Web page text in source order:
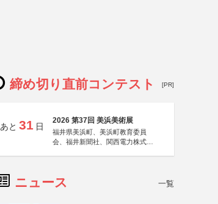
締め切り直前コンテスト [PR]
あと 31 日
2026 第37回 美浜美術展
福井県美浜町、美浜町教育委員
会、福井新聞社、関西電力株式会
ニュース 一覧